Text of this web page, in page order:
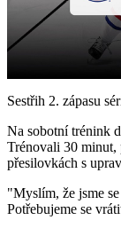
Sestřih 2. zápasu
Na sobotní trénink
Trénovali 30 minut,
přesilovkách s
"Myslím, že jsme
Potřebujeme se